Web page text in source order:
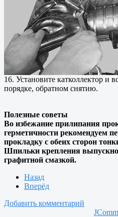
16. Установите катколлектор и
порядке, обратном снятию.
Полезные советы
Во избежание прилипания
герметичности рекомендуем
прокладку с обеих сторон
Шпильки крепления
графитной смазкой.
Назад
Вперёд
Добавить комментарий